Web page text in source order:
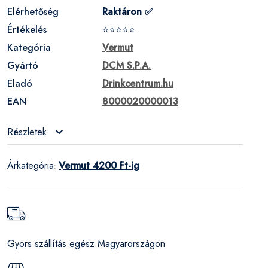
Elérhetőség
Raktáron ✅
Értékelés
⭐⭐⭐⭐⭐
Kategória
Vermut
Gyártó
DCM S.P.A.
Eladó
Drinkcentrum.hu
EAN
8000020000013
Részletek
Árkategória: Vermut 4200 Ft-ig
Gyors szállítás egész Magyarországon